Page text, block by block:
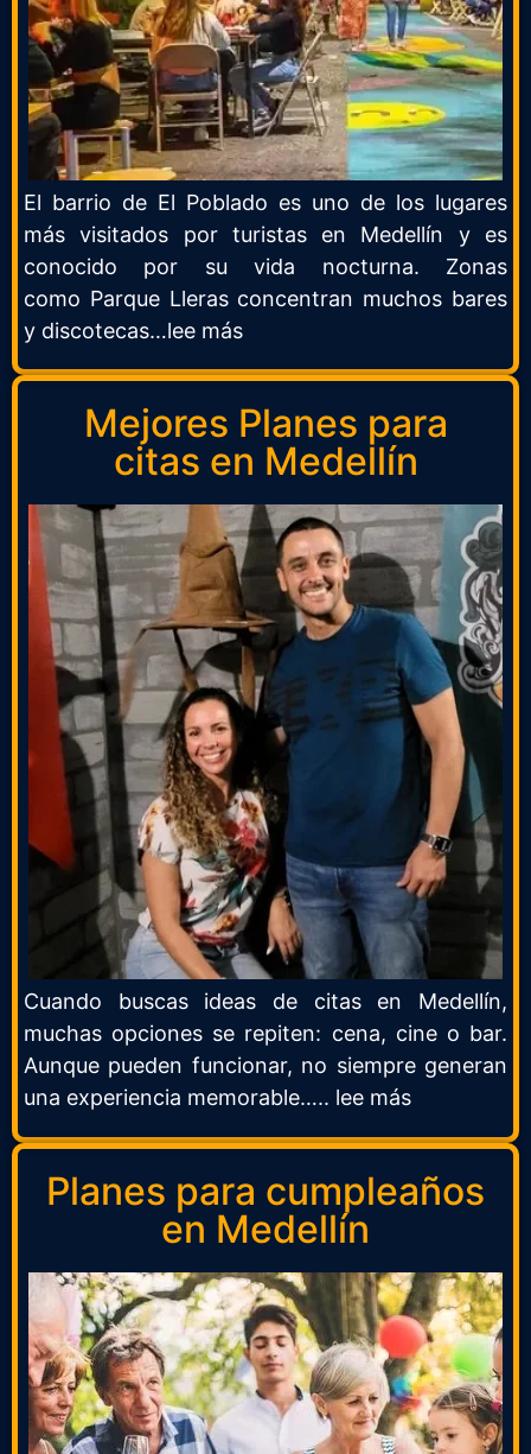
El barrio de El Poblado es uno de los lugares
más visitados por turistas en Medellín y es
conocido por su vida nocturna. Zonas
como Parque Llerasconcentran muchos bares
y discotecas…lee más
Mejores Planes para
citas en Medellín
Cuando buscas ideas de citas en Medellín,
muchas opciones se repiten: cena, cine o bar.
Aunque pueden funcionar, no siempre generan
una experiencia memorable….. lee más
Planes para cumpleaños
en Medellín